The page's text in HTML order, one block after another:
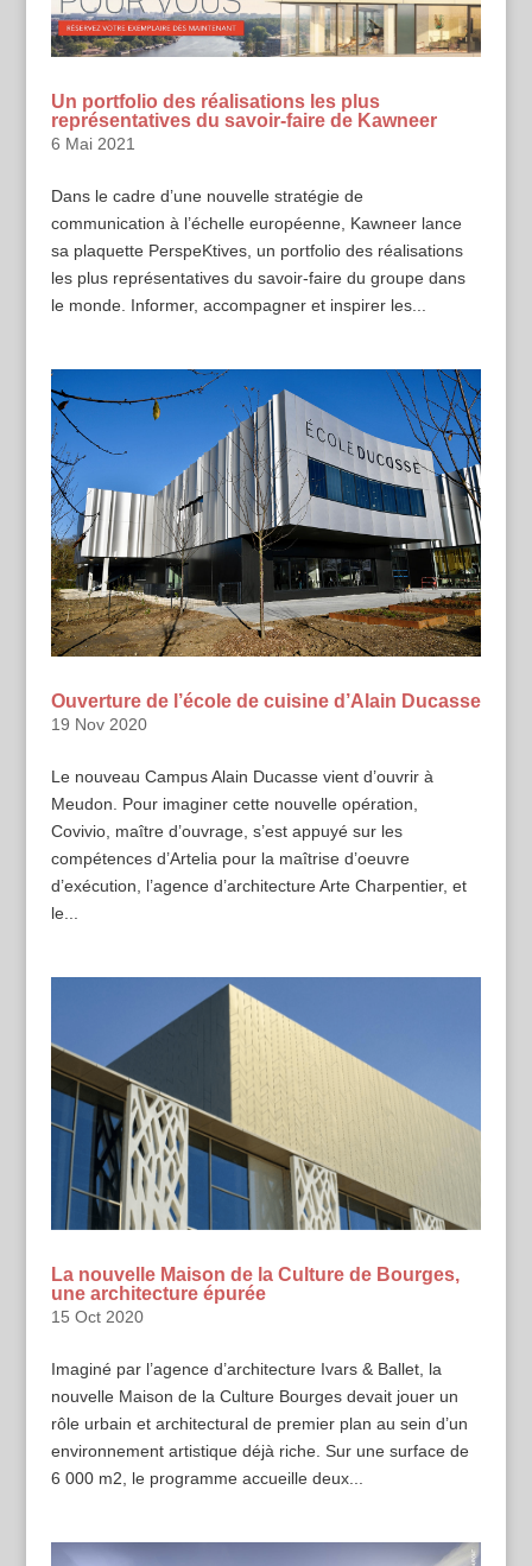
Un portfolio des réalisations les plus
représentatives du savoir-faire de Kawneer
6 Mai 2021
Dans le cadre d’une nouvelle stratégie de
communication à l’échelle européenne, Kawneer lance
sa plaquette PerspeKtives, un portfolio des réalisations
les plus représentatives du savoir-faire du groupe dans
le monde. Informer, accompagner et inspirer les...
Ouverture de l’école de cuisine d’Alain Ducasse
19 Nov 2020
Le nouveau Campus Alain Ducasse vient d’ouvrir à
Meudon. Pour imaginer cette nouvelle opération,
Covivio, maître d’ouvrage, s’est appuyé sur les
compétences d’Artelia pour la maîtrise d’oeuvre
d’exécution, l’agence d’architecture Arte Charpentier, et
le...
La nouvelle Maison de la Culture de Bourges,
une architecture épurée
15 Oct 2020
Imaginé par l’agence d’architecture Ivars & Ballet, la
nouvelle Maison de la Culture Bourges devait jouer un
rôle urbain et architectural de premier plan au sein d’un
environnement artistique déjà riche. Sur une surface de
6 000 m2, le programme accueille deux...